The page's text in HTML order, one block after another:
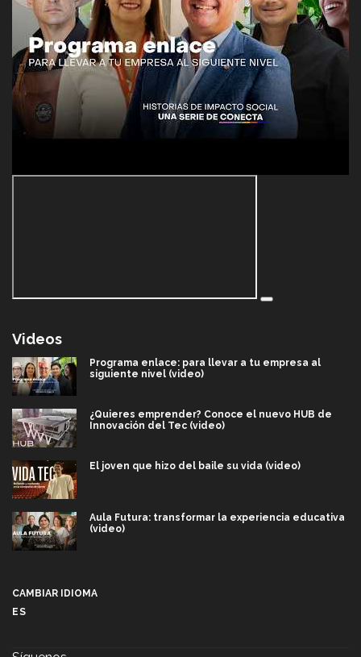
Videos
Programa enlace: para llevar a tu empresa al
siguiente nivel (video)
¿Quieres emprender? Conoce el nuevo HUB de
Innovación del Tec (video)
El joven que hizo del baile su vida (video)
Aula Futura: transformar la experiencia educativa
(video)
CAMBIAR IDIOMA
ES